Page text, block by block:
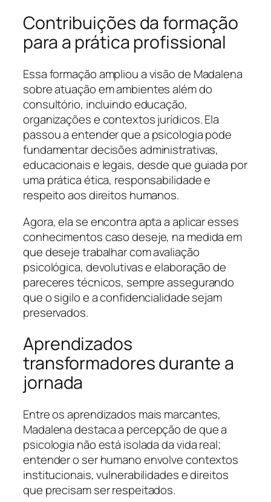
Contribuições da formação
para a prática profissional
Essa formação ampliou a visão de Madalena
sobre atuação em ambientes além do
consultório, incluindo educação,
organizações e contextos jurídicos. Ela
passou a entender que a psicologia pode
fundamentar decisões administrativas,
educacionais e legais, desde que guiada por
uma prática ética, responsabilidade e
respeito aos direitos humanos.
Agora, ela se encontra apta a aplicar esses
conhecimentos caso deseje, na medida em
que deseje trabalhar com avaliação
psicológica, devolutivas e elaboração de
pareceres técnicos, sempre assegurando
que o sigilo e a confidencialidade sejam
preservados.
Aprendizados
transformadores durante a
jornada
Entre os aprendizados mais marcantes,
Madalena destaca a percepção de que a
psicologia não está isolada da vida real;
entender o ser humano envolve contextos
institucionais, vulnerabilidades e direitos
que precisam ser respeitados.